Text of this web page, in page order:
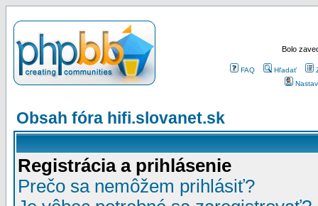
Bolo
FAQ Hľadať
Obsah fóra hifi.slovanet.sk
Registrácia a prihlásenie
Prečo sa nemôžem prihlásiť?